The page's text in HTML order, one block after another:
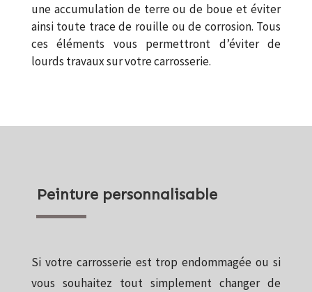
une accumulation de terre ou de boue et éviter
ainsi toute trace de rouille ou de corrosion. Tous
ces éléments vous permettront d’éviter de
lourds travaux sur votre carrosserie.
Peinture personnalisable
Si votre carrosserie est trop endommagée ou si
vous souhaitez tout simplement changer de